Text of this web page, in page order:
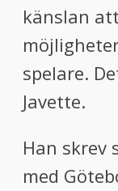
känslan
spelare.
Javette.
Han
med